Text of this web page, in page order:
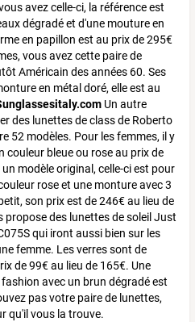
avez celle-ci, la référence est
dégradé et d'une mouture en
en papillon est au prix de 295€
vous avez cette paire de
Américain des années 60. Ses
en métal doré, elle est au
Un autre
des lunettes de class de Roberto
52 modèles. Pour les femmes, il y
couleur bleue ou rose au prix de
modèle original, celle-ci est pour
rose et une monture avec 3
son prix est de 246€ au lieu de
propose des lunettes de soleil Just
qui iront aussi bien sur les
femme. Les verres sont de
de 99€ au lieu de 165€. Une
avec un brun dégradé est
pas votre paire de lunettes,
qu'il vous la trouve.